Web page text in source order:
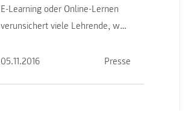
E-Learning oder Online-Lernen
verunsichert viele Lehrende, weil
face-to-face beobachten und …
05.11.2016 Presse